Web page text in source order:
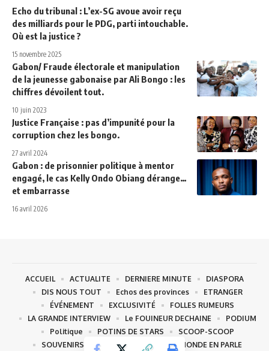
Echo du tribunal : L’ex-SG avoue avoir reçu
des milliards pour le PDG, parti intouchable.
Où est la justice ?
15 novembre 2025
Gabon/ Fraude électorale et manipulation
de la jeunesse gabonaise par Ali Bongo : les
chiffres dévoilent tout.
10 juin 2023
Justice Française : pas d’impunité pour la
corruption chez les bongo.
27 avril 2024
Gabon : de prisonnier politique à mentor
engagé, le cas Kelly Ondo Obiang dérange…
et embarrasse
16 avril 2026
ACCUEIL ACTUALITE DERNIERE MINUTE
DIASPORA
DIS NOUS TOUT
Echos des provinces
ETRANGER
ÉVÉNEMENT
EXCLUSIVITÉ
FOLLES RUMEURS
LA GRANDE INTERVIEW
Le FOUINEUR DECHAINE
PODIUM
Politique
POTINS DE STARS
SCOOP-SCOOP
SOUVENIRS- SOUVENIRS
TOUT LE MONDE EN PARLE